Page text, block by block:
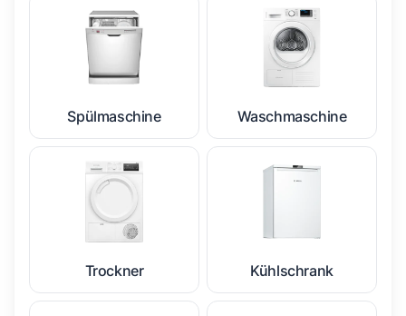
Spülmaschine Waschmaschine
Trockner Kühlschrank